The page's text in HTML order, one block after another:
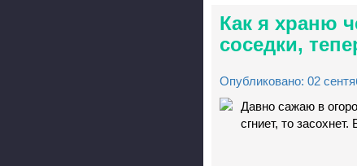
Как я храню
соседки,
Опубликовано: 02
Давно сажаю в
сгниет, то